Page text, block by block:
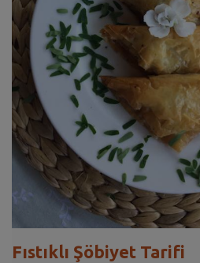
Fıstıklı Şöbiyet Tarifi